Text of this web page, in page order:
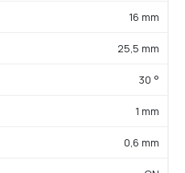
16 mm
25,5 mm
30 °
1 mm
0,6 mm